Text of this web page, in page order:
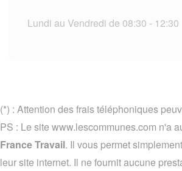
Lundi au Vendredi de 08:30 - 12:30
(*) : Attention des frais téléphoniques
PS : Le site www.lescommunes.com n'a
France Travail. Il vous permet
leur site internet. Il ne fournit aucune